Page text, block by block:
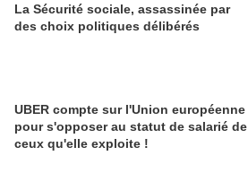
La Sécurité sociale, assassinée par
des choix politiques délibérés
UBER compte sur l'Union européenne
pour s'opposer au statut de salarié de
ceux qu'elle exploite !